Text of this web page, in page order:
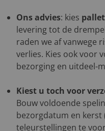
Ons advies: kies
levering tot de
raden we af vanwege
verlies. Kies ook voor
bezorging en uitdeel-
Kiest u toch voor
Bouw voldoende
bezorgdatum en kerst
teleurstellingen te